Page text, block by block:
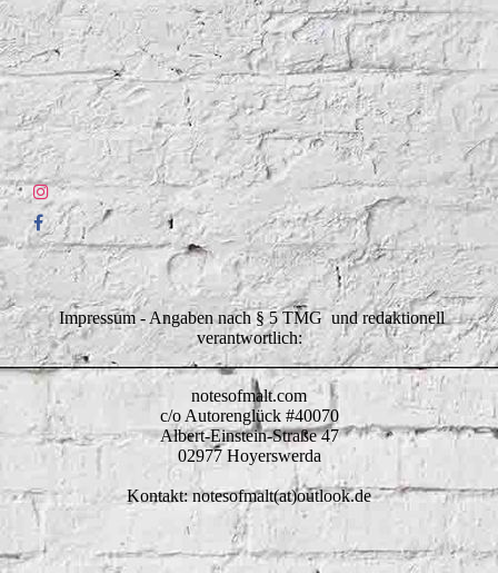
Impressum - Angaben nach § 5 TMG und redaktionell
verantwortlich:
notesofmalt.com
c/o Autorenglück #40070
Albert-Einstein-Straße 47
02977 Hoyerswerda
Kontakt: notesofmalt(at)outlook.de